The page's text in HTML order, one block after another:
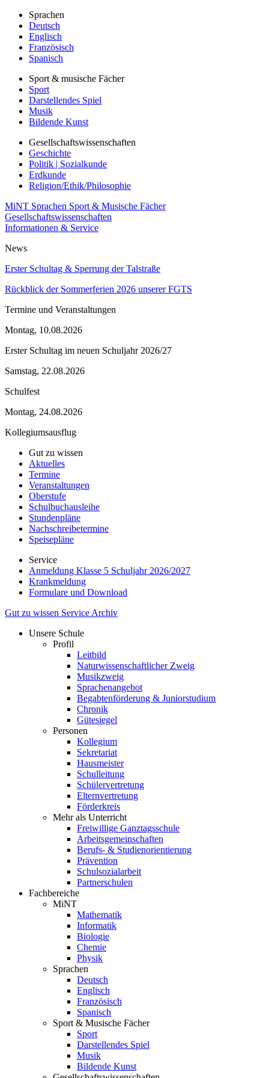
Sprachen
Deutsch
Englisch
Französisch
Spanisch
Sport & musische Fächer
Sport
Darstellendes Spiel
Musik
Bildende Kunst
Gesellschaftswissenschaften
Geschichte
Politik | Sozialkunde
Erdkunde
Religion/Ethik/Philosophie
MiNT Sprachen Sport & Musische Fächer
Gesellschaftswissenschaften
Informationen & Service
News
Erster Schultag & Sperrung der Talstraße
Rückblick der Sommerferien 2026 unserer FGTS
Termine und Veranstaltungen
Montag, 10.08.2026
Erster Schultag im neuen Schuljahr 2026/27
Samstag, 22.08.2026
Schulfest
Montag, 24.08.2026
Kollegiumsausflug
Gut zu wissen
Aktuelles
Termine
Veranstaltungen
Oberstufe
Schulbuchausleihe
Stundenpläne
Nachschreibetermine
Speisepläne
Service
Anmeldung Klasse 5 Schuljahr 2026/2027
Krankmeldung
Formulare und Download
Gut zu wissen Service Archiv
Unsere Schule
Profil
Leitbild
Naturwissenschaftlicher Zweig
Musikzweig
Sprachenangebot
Begabtenförderung & Juniorstudium
Chronik
Gütesiegel
Personen
Kollegium
Sekretariat
Hausmeister
Schulleitung
Schülervertretung
Elternvertretung
Förderkreis
Mehr als Unterricht
Freiwillige Ganztagsschule
Arbeitsgemeinschaften
Berufs- & Studienorientierung
Prävention
Schulsozialarbeit
Partnerschulen
Fachbereiche
MiNT
Mathematik
Informatik
Biologie
Chemie
Physik
Sprachen
Deutsch
Englisch
Französisch
Spanisch
Sport & Musische Fächer
Sport
Darstellendes Spiel
Musik
Bildende Kunst